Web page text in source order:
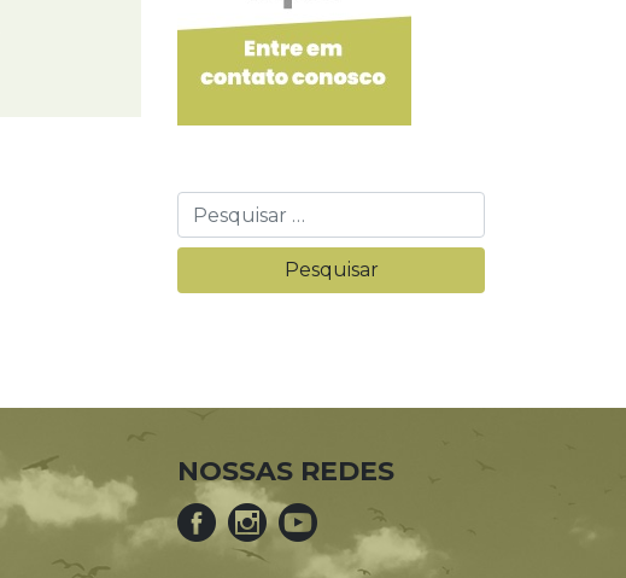
NOSSAS REDES